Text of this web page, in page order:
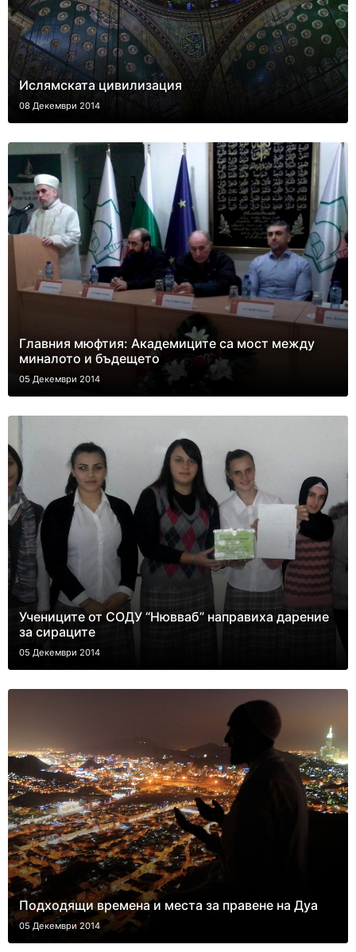
Ислямската цивилизация
08 Декември 2014
Главния мюфтия: Академиците са мост между
миналото и бъдещето
05 Декември 2014
Учениците от СОДУ “Нювваб” направиха дарение
за сираците
05 Декември 2014
Подходящи времена и места за правене на Дуа
05 Декември 2014